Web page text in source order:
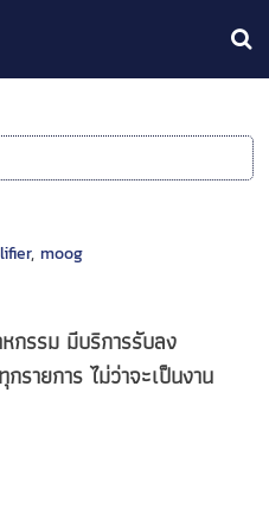
,moog
กรรม มีบริการรับลง
ายการ ไม่ว่าจะเป็นงาน